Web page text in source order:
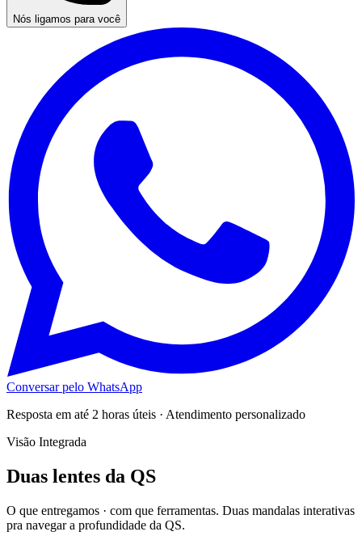
Nós ligamos para você
Conversar pelo WhatsApp
Resposta em até 2 horas úteis · Atendimento personalizado
Visão Integrada
Duas lentes da QS
O que entregamos · com que ferramentas. Duas mandalas interativas
pra navegar a profundidade da QS.